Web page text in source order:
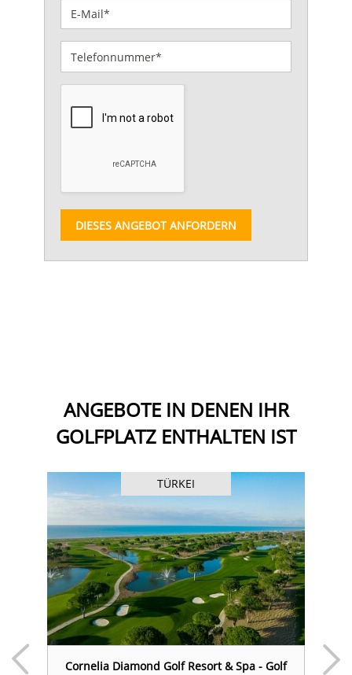
DIESES ANGEBOT ANFORDERN
ANGEBOTE IN DENEN IHR
GOLFPLATZ ENTHALTEN IST
TÜRKEI
Cornelia Diamond Golf Resort & Spa - Golf